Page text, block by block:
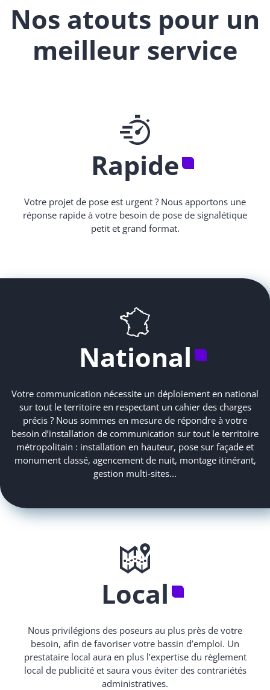
Nos atouts pour un
meilleur service
Rapide
Votre projet de pose est urgent ? Nous apportons une
réponse rapide à votre besoin de pose de signalétique
petit et grand format.
National
Votre communication nécessite un déploiement en national
sur tout le territoire en respectant un cahier des charges
précis ? Nous sommes en mesure de répondre à votre
besoin d’installation de communication sur tout le territoire
métropolitain : installation en hauteur, pose sur façade et
monument classé, agencement de nuit, montage itinérant,
gestion multi-sites...
Local
Nous privilégions des poseurs au plus près de votre
besoin, afin de favoriser votre bassin d’emploi. Un
prestataire local aura en plus l’expertise du règlement
local de publicité et saura vous éviter des contrariétés
administratives.